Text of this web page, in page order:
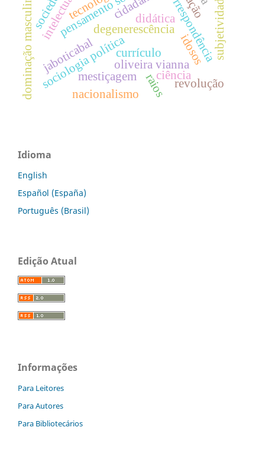
oliveira viannacorrespondência
sociologia política
intelectuais
mestiçagem
degenerescência
currículo
didática
dominação masculina subjetividades
jaboticabal
raios
idosos
ciência
revolução
nacionalismo
Idioma
English
Español (España)
Português (Brasil)
Edição Atual
Informações
Para Leitores
Para Autores
Para Bibliotecários